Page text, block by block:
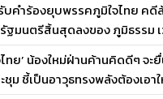
คำร้องยุบพรรคภูมิใจไทย ค
มนตรีสิ้นสุดลงของ ภูมิธรรม
ไทย’ น้องใหม่ฝ่านค้านคิดดีๆ จ
ม ชี้เป็นอาวุธทรงพลังต้องเอาใ